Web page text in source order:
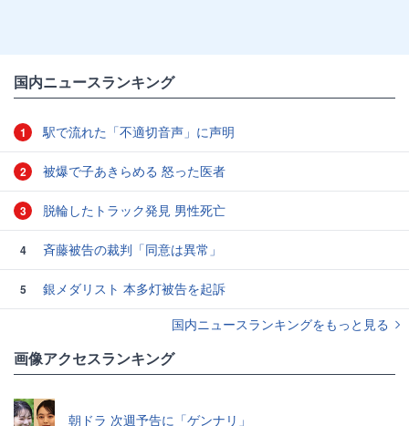
国内ニュースランキング
1 駅で流れた「不適切音声」に声明
2 被爆で子あきらめる 怒った医者
3 脱輪したトラック発見 男性死亡
4 斉藤被告の裁判「同意は異常」
5
銀メダリスト 本多灯被告を起訴
国内ニュースランキングをもっと見る
画像アクセスランキング
朝ドラ 次週予告に「ゲンナリ」